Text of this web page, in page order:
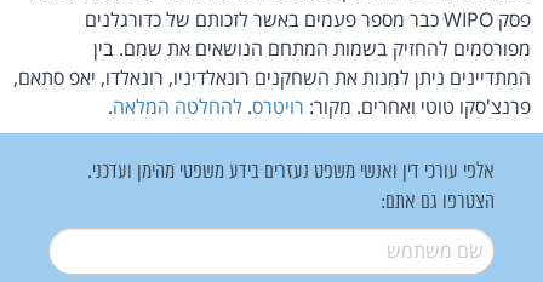
פסק WIPO כבר מספר פעמים באשר לזכותם של כדורגלנים
מפורסמים להחזיק בשמות המתחם הנושאים את שמם. בין
המתדיינים ניתן למנות את השחקנים רונאלדיניו, רונאלדו, יאפ סתאם,
פרנצ'סקו טוטי ואחרים. מקור: רויטרס. להחלטה המלאה.
אלפי עורכי דין ואנשי משפט נעזרים בידע משפטי מהימן ועדכני.
הצטרפו גם אתם:
שם משתמש*